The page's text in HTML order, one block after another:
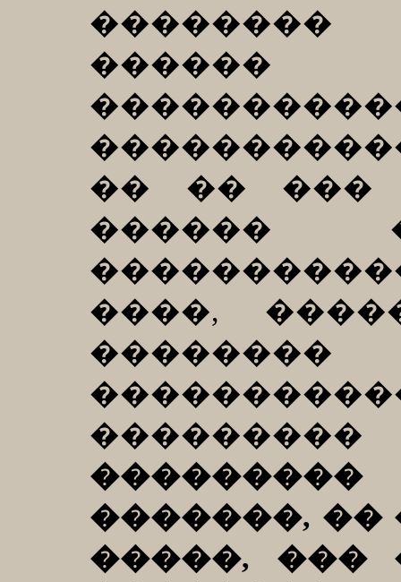
��������
�� �� ���
������
����,
�������, ��
�����, ���